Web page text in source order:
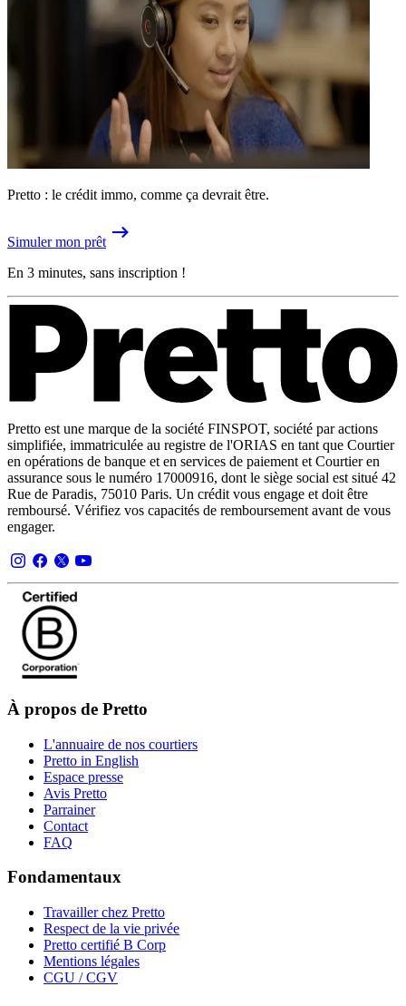
Pretto : le crédit immo, comme ça devrait être.
Simuler mon prêt
En 3 minutes, sans inscription !
Pretto est une marque de la société FINSPOT, société par actions
simplifiée, immatriculée au registre de l'ORIAS en tant que Courtier
en opérations de banque et en services de paiement et Courtier en
assurance sous le numéro 17000916, dont le siège social est situé 42
Rue de Paradis, 75010 Paris. Un crédit vous engage et doit être
remboursé. Vérifiez vos capacités de remboursement avant de vous
engager.
À propos de Pretto
L'annuaire de nos courtiers
Pretto in English
Espace presse
Avis Pretto
Parrainer
Contact
FAQ
Fondamentaux
Travailler chez Pretto
Respect de la vie privée
Pretto certifié B Corp
Mentions légales
CGU / CGV